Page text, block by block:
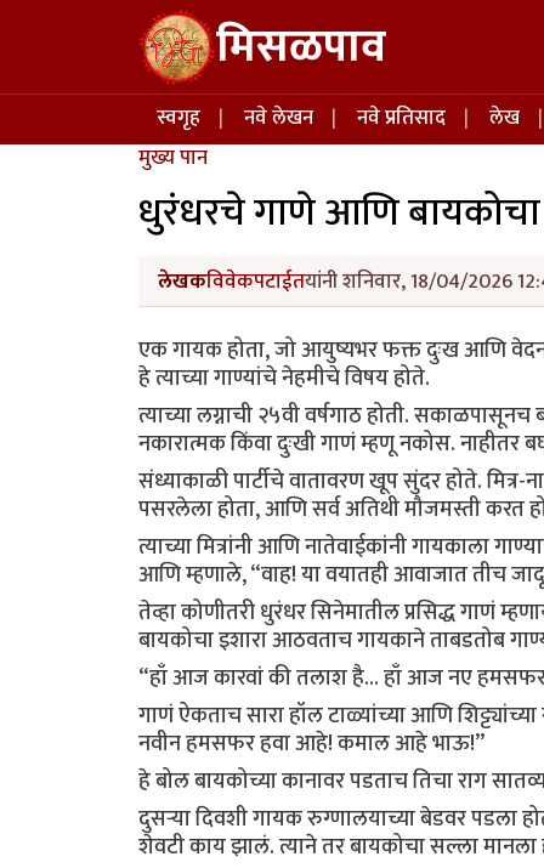
Skip to main content मिसळपाव
Main navigation
स्वगृह नवे लेखन नवे प्रतिसाद लेख
मुख्य पान
धुरंधरचे गाणे आणि
लेखकविवेकपटाईतयांनी शनिवार, 18/04/2026
एक गायक होता, जो आयुष्यभर फक्त दुःख आणि
हे त्याच्या गाण्यांचे नेहमीचे विषय होते.
त्याच्या लग्नाची २५वी वर्षगाठ होती.
नकारात्मक किंवा दुःखी गाणं म्हणू नकोस. नाहीतर
संध्याकाळी पार्टीचे वातावरण खूप सुंदर होते. मित्र-
पसरलेला होता, आणि सर्व अतिथी मौजमस्ती करत
त्याच्या मित्रांनी आणि नातेवाईकांनी गायकाला
आणि म्हणाले, “वाह! या वयातही आवाजात तीच
तेव्हा कोणीतरी धुरंधर सिनेमातील प्रसिद्ध गाणं
बायकोचा इशारा आठवताच गायकाने ताबडतोब
“हाँ आज कारवां की तलाश है… हाँ आज नए
गाणं ऐकताच सारा हॉल टाळ्यांच्या आणि
नवीन हमसफर हवा आहे! कमाल आहे भाऊ!”
हे बोल बायकोच्या कानावर पडताच तिचा राग
दुसऱ्या दिवशी गायक रुग्णालयाच्या बेडवर पडला
शेवटी काय झालं. त्याने तर बायकोचा सल्ला मानला